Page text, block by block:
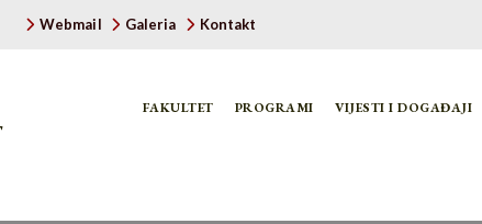
Webmail Galeria Kontakt
FAKULTET PROGRAMI VIJESTI I DOGAĐAJI